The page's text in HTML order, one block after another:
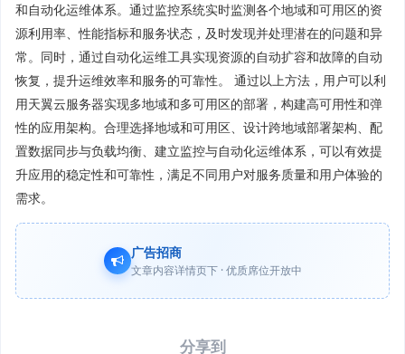
和自动化运维体系。通过监控系统实时监测各个地域和可用区的资
源利用率、性能指标和服务状态，及时发现并处理潜在的问题和异
常。同时，通过自动化运维工具实现资源的自动扩容和故障的自动
恢复，提升运维效率和服务的可靠性。 通过以上方法，用户可以利
用天翼云服务器实现多地域和多可用区的部署，构建高可用性和弹
性的应用架构。合理选择地域和可用区、设计跨地域部署架构、配
置数据同步与负载均衡、建立监控与自动化运维体系，可以有效提
升应用的稳定性和可靠性，满足不同用户对服务质量和用户体验的
需求。
广告招商
文章内容详情页下 · 优质席位开放中
分享到